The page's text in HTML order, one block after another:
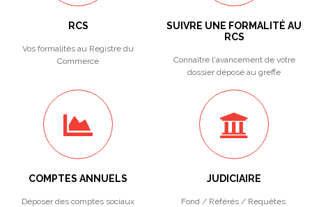
RCS
Vos formalités au Registre du
Commerce
SUIVRE UNE FORMALITÉ AU
RCS
Connaître l'avancement de votre
dossier déposé au greffe
COMPTES ANNUELS
Déposer des comptes sociaux
JUDICIAIRE
Fond / Référés / Requêtes.